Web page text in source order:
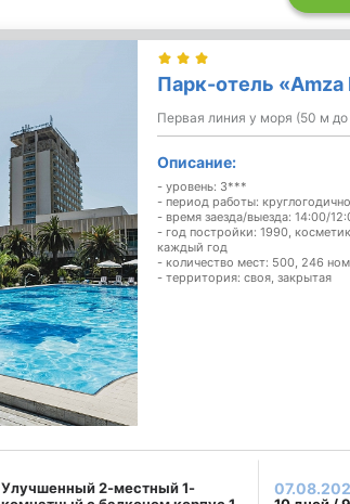
Парк-отель «Amza
Первая линия у моря (50 м
Описание:
- уровень: 3***
- период работы: круглогодично
- время заезда/выезда: 14:00/
- год постройки: 1990,
каждый год
- количество мест: 500, 246
- территория: своя, закрытая
Улучшенный 2-местный 1-